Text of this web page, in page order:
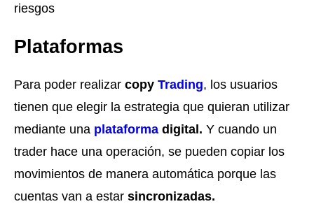
riesgos
Plataformas
Para poder realizar copy Trading, los usuarios
tienen que elegir la estrategia que quieran utilizar
mediante una plataforma digital. Y cuando un
trader hace una operación, se pueden copiar los
movimientos de manera automática porque las
cuentas van a estar sincronizadas.